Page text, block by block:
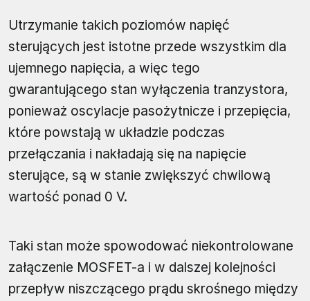
Utrzymanie takich poziomów napięć
sterujących jest istotne przede wszystkim dla
ujemnego napięcia, a więc tego
gwarantującego stan wyłączenia tranzystora,
ponieważ oscylacje pasożytnicze i przepięcia,
które powstają w układzie podczas
przełączania i nakładają się na napięcie
sterujące, są w stanie zwiększyć chwilową
wartość ponad 0 V.
Taki stan może spowodować niekontrolowane
załączenie MOSFET-a i w dalszej kolejności
przepływ niszczącego prądu skrośnego między